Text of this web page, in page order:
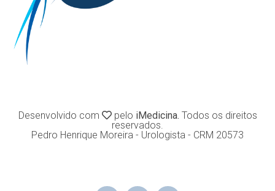
Desenvolvido com pelo iMedicina. Todos os direitos
reservados.
Pedro Henrique Moreira - Urologista - CRM 20573